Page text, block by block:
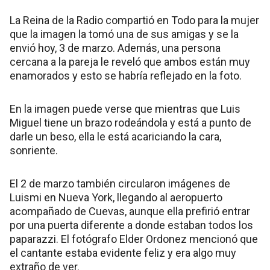
La Reina de la Radio compartió en Todo para la mujer
que la imagen la tomó una de sus amigas y se la
envió hoy, 3 de marzo. Además, una persona
cercana a la pareja le reveló que ambos están muy
enamorados y esto se habría reflejado en la foto.
En la imagen puede verse que mientras que Luis
Miguel tiene un brazo rodeándola y está a punto de
darle un beso, ella le está acariciando la cara,
sonriente.
El 2 de marzo también circularon imágenes de
Luismi en Nueva York, llegando al aeropuerto
acompañado de Cuevas, aunque ella prefirió entrar
por una puerta diferente a donde estaban todos los
paparazzi. El fotógrafo Elder Ordonez mencionó que
el cantante estaba evidente feliz y era algo muy
extraño de ver.